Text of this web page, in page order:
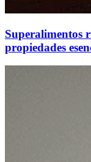
Superalimentos
propiedades